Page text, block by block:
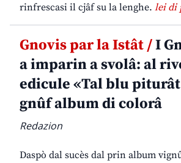
rinfrescasi il cjâf su la lenghe. lei di
Gnovis par la Istât /I
a imparin a svolâ: al
edicule «Tal blu
gnûf album di colorâ
Redazion
Daspò dal sucès dal prin album